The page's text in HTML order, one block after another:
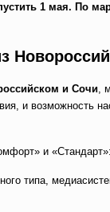
1 мая. По
и Сочи,
и возможность
и «Стандарт»:
типа,